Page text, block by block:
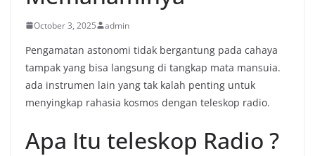
October 3, 2025 admin
Pengamatan astonomi tidak bergantung pada cahaya
tampak yang bisa langsung di tangkap mata mansuia.
ada instrumen lain yang tak kalah penting untuk
menyingkap rahasia kosmos dengan teleskop radio.
Apa Itu teleskop Radio ?